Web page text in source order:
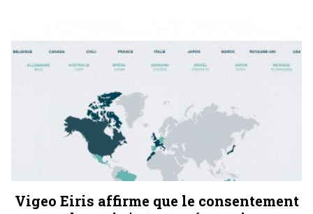
Vigeo Eiris affirme que le consentement